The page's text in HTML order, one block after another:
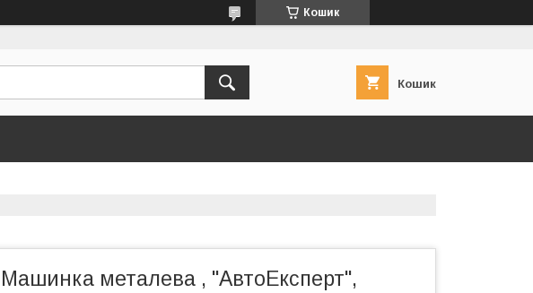
Кошик
Кошик
Машинка металева , "АвтоЕксперт",